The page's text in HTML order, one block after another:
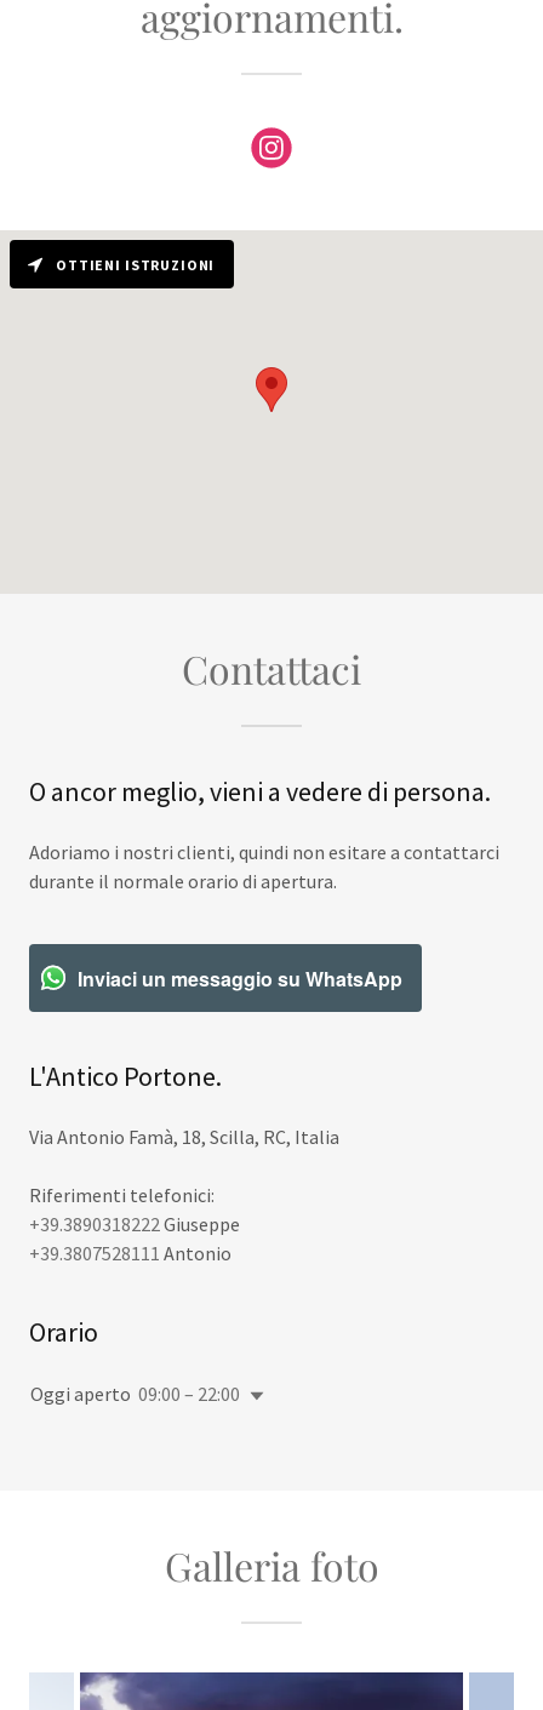
aggiornamenti.
Contattaci
O ancor meglio, vieni a vedere di persona.
Adoriamo i nostri clienti, quindi non esitare a contattarci
durante il normale orario di apertura.
Inviaci un messaggio su WhatsApp
L'Antico Portone.
Via Antonio Famà, 18, Scilla, RC, Italia
+39.3890318222
+39.3807528111 Antonio
Orario
Oggi aperto 09:00 – 22:00
OTTIENI ISTRUZIONI
Galleria foto